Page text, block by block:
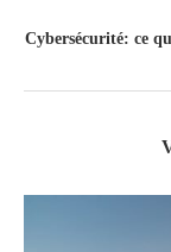
Cybersécurité: ce